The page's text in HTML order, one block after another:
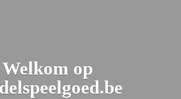
Welkom op